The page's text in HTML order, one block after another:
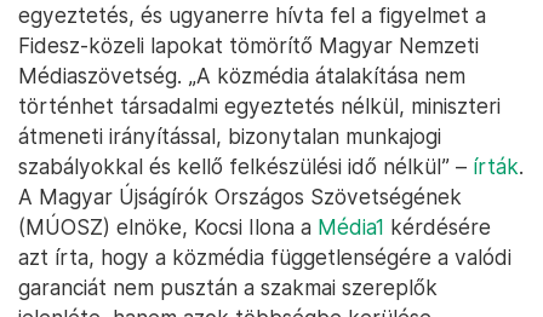
egyeztetés, és ugyanerre hívta fel a figyelmet a
Fidesz-közeli lapokat tömörítő Magyar Nemzeti
Médiaszövetség. „A közmédia átalakítása nem
történhet társadalmi egyeztetés nélkül, miniszteri
átmeneti irányítással, bizonytalan munkajogi
szabályokkal és kellő felkészülési idő nélkül” – írták.
A Magyar Újságírók Országos Szövetségének
(MÚOSZ) elnöke, Kocsi Ilona a Média1 kérdésére
azt írta, hogy a közmédia függetlenségére a valódi
garanciát nem pusztán a szakmai szereplők